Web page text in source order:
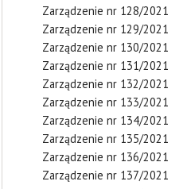
Zarządzenie nr 128/2021
Zarządzenie nr 129/2021
Zarządzenie nr 130/2021
Zarządzenie nr 131/2021
Zarządzenie nr 132/2021
Zarządzenie nr 133/2021
Zarządzenie nr 134/2021
Zarządzenie nr 135/2021
Zarządzenie nr 136/2021
Zarządzenie nr 137/2021